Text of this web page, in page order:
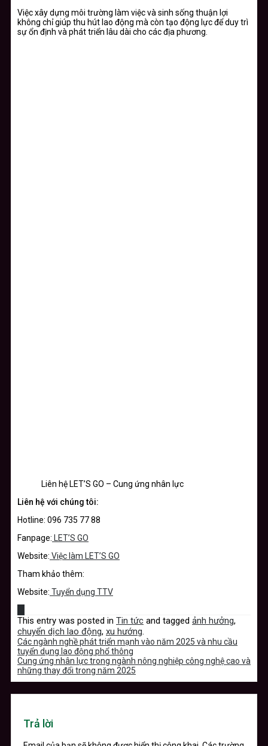
Việc xây dựng môi trường làm việc và sinh sống thuận lợi
không chỉ giúp thu hút lao động mà còn tạo động lực để duy trì
sự ổn định và phát triển lâu dài cho các địa phương.
Liên hệ LET’S GO – Cung ứng nhân lực
Liên hệ với chúng tôi:
Hotline: 096 735 77 88
Fanpage: LET’S GO
Website: Việc làm LET’S GO
Tham khảo thêm:
Website: Tuyển dụng TTV
This entry was posted in Tin tức and tagged ảnh hưởng,
chuyển dịch lao động, xu hướng.
Các ngành nghề phát triển mạnh vào năm 2025 và nhu cầu
tuyển dụng lao động phổ thông
Cung ứng nhân lực trong ngành nông nghiệp công nghệ cao và
những thay đổi trong năm 2025
Trả lời